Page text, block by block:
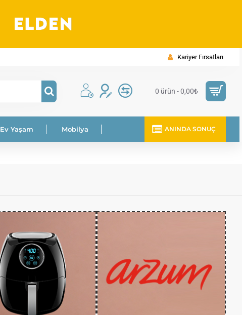
Kariyer Fırsatları
0 ürün - 0,00₺
Ev Yaşam Mobilya ANINDA SONUÇ